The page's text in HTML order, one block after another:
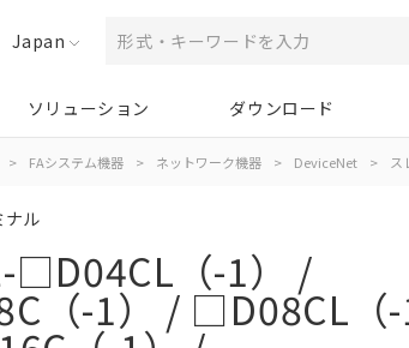
Japan
ソリューション ダウンロード
> FAシステム機器 > ネットワーク機器 > DeviceNet > ス
ナル
□D04CL（-1） /
（-1） / □D08CL（-1